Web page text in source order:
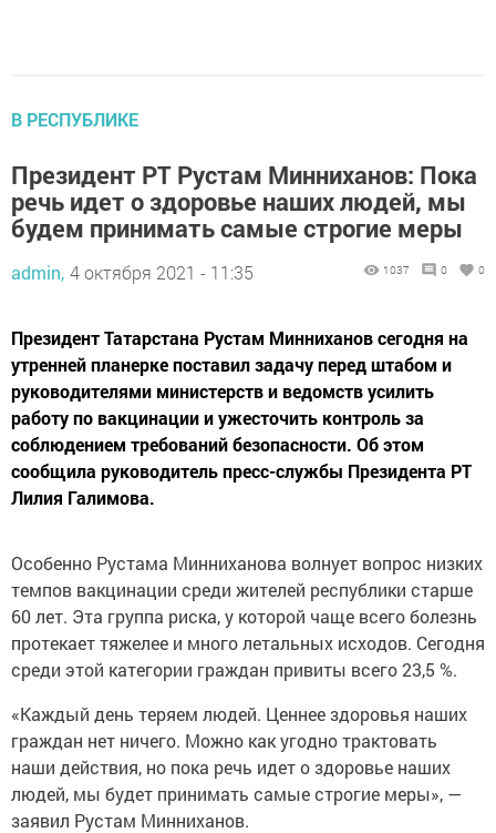
В РЕСПУБЛИКЕ
Президент РТ Рустам Минниханов: Пока
речь идет о здоровье наших людей, мы
будем принимать самые строгие меры
admin, 4 октября 2021 - 11:35 1037 0 0
Президент Татарстана Рустам Минниханов сегодня на
утренней планерке поставил задачу перед штабом и
руководителями министерств и ведомств усилить
работу по вакцинации и ужесточить контроль за
соблюдением требований безопасности. Об этом
сообщила руководитель пресс-службы Президента РТ
Лилия Галимова.
Особенно Рустама Минниханова волнует вопрос низких
темпов вакцинации среди жителей республики старше
60 лет. Эта группа риска, у которой чаще всего болезнь
протекает тяжелее и много летальных исходов. Сегодня
среди этой категории граждан привиты всего 23,5 %.
«Каждый день теряем людей. Ценнее здоровья наших
граждан нет ничего. Можно как угодно трактовать
наши действия, но пока речь идет о здоровье наших
людей, мы будет принимать самые строгие меры», —
заявил Рустам Минниханов.